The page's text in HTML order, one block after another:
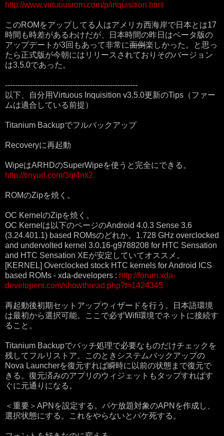
http://www.virtuousrom.com/p/inquisition.html
このROMをアップしてる人はアメリカ西海岸で日本とは17
時間も時差があるわけだが、日本時間の昨日はベータ版の
アップデートが3回もあって非常に面倒楽しかった。と思っ
たら正式版が今朝にはリリースされておりそのバージョン
は3.5.0であった。
-----------------------------------------------------
以下、自分用Virtuous Inquisition v3.5.0更新のTips（ファー
ムは適合している前提）
Titanium Backupでフルバックアップ
Recoveryに再起動
WipeはARHDのSuperWipeを使うと完全にできる。
http://tinyurl.com/3qt4nx2
ROMのZipを焼く。
OC KernelのZipを焼く。
OC Kernelは以下のページのAndroid 4.0.3 Sense 3.6
(3.24.401.1) based ROMsのどれか。1.728 GHz overclocked
and undervolted kernel 3.0.16-g9788208 for HTC Sensation
and HTC Sensation XEが安定していてオススメ。
[KERNEL] Overclocked stock HTC kernels for Android ICS
based ROMs - xda-developers : http://forum.xda-
developers.com/showthread.php?t=1424345
再起動後初期セットアップウィザードを行う。日本語環境
は最初から選択可能。ここで必ずWifi環境でネットに接続す
ること。
Titanium Backupでバッチ処理で必要なものだけチェックを
残してフルリストア。このときシステムバックアップの
Nova Launcherを復元すれば瞬時に以前の状態まで復元で
きる。復元済みのアプリのウィジェットもタップすればす
ぐに元通りになる。
＜重要＞APNを設定する。パケ放題対象のAPNを作成し、
選択状態にする。これをやらないとパケ死する。